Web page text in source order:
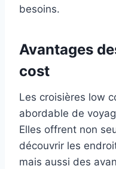
besoins.
Avantages
cost
Les croisières low
abordable de
Elles offrent non
découvrir les
mais aussi des